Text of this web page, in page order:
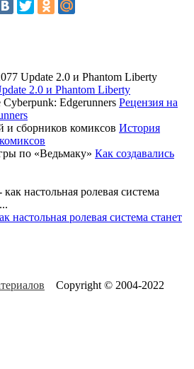
2.0 и Phantom Liberty
Рецензия на
История
Как создавались
настольная ролевая система станет
Copyright © 2004-2022